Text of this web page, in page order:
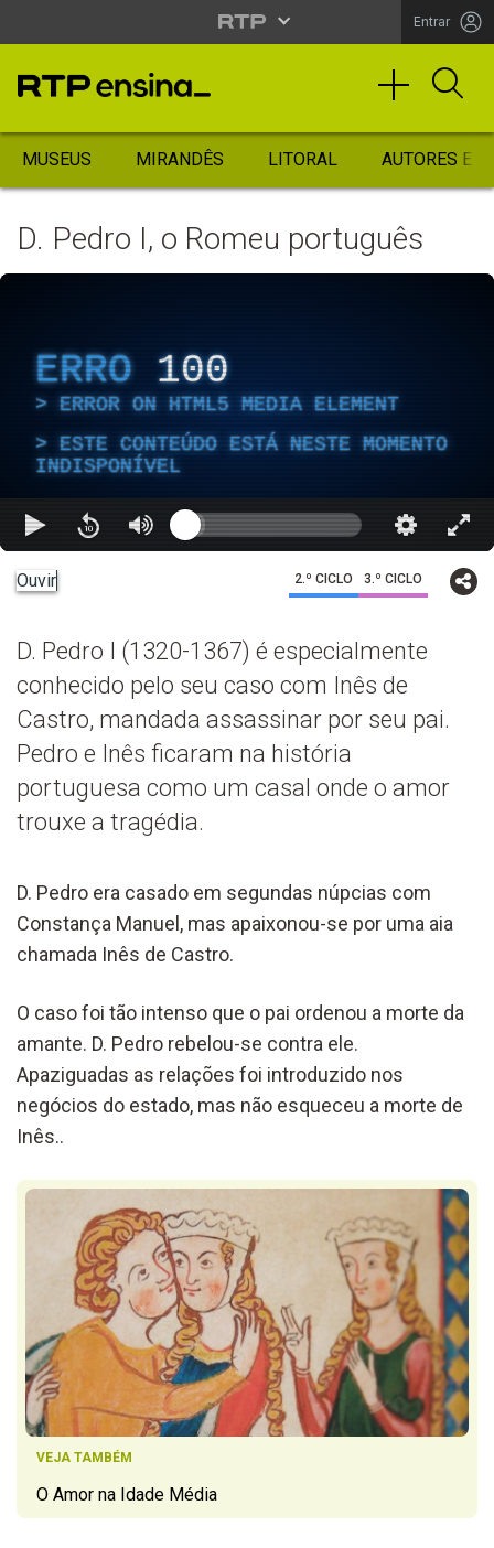
Entrar
MUSEUS MIRANDÊS LITORAL AUTORES
D. Pedro I, o Romeu português
ERRO 100
ERROR ON HTML5 MEDIA ELEMENT
ESTE CONTEÚDO ESTÁ NESTE MOMENTO
INDISPONÍVEL
Ouvir 2.º CICLO 3.º CICLO
D. Pedro I (1320-1367) é especialmente
conhecido pelo seu caso com Inês de
Castro, mandada assassinar por seu pai.
Pedro e Inês ficaram na história
portuguesa como um casal onde o amor
trouxe a tragédia.
D. Pedro era casado em segundas núpcias com
Constança Manuel, mas apaixonou-se por uma aia
chamada Inês de Castro.
O caso foi tão intenso que o pai ordenou a morte da
amante. D. Pedro rebelou-se contra ele.
Apaziguadas as relações foi introduzido nos
negócios do estado, mas não esqueceu a morte de
Inês..
VEJA TAMBÉM
O Amor na Idade Média